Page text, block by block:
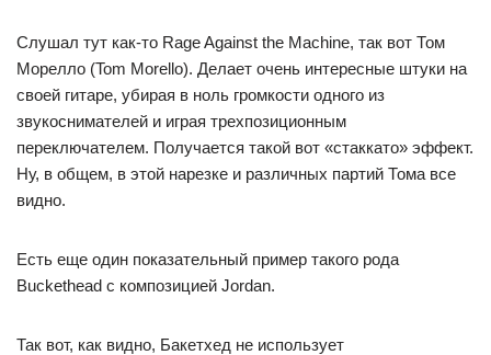
Слушал тут как-то Rage Against the Machine, так вот Том
Морелло (Tom Morello). Делает очень интересные штуки на
своей гитаре, убирая в ноль громкости одного из
звукоснимателей и играя трехпозиционным
переключателем. Получается такой вот «стаккато» эффект.
Ну, в общем, в этой нарезке и различных партий Тома все
видно.
Есть еще один показательный пример такого рода
Buckethead с композицией Jordan.
Так вот, как видно, Бакетхед не использует